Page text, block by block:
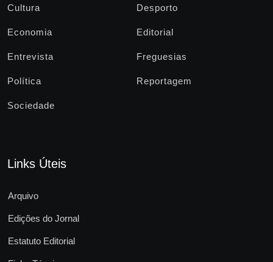
Cultura Desporto
Economia Editorial
Entrevista Freguesias
Política Reportagem
Sociedade
Links Úteis
Arquivo
Edições do Jornal
Estatuto Editorial